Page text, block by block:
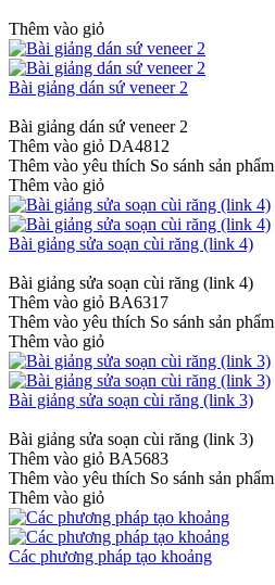
Thêm vào giỏ
Bài giảng dán sứ veneer 2
Bài giảng dán sứ veneer 2
Thêm vào giỏ DA4812
Thêm vào yêu thích So sánh sản phẩm
Thêm vào giỏ
Bài giảng sửa soạn cùi răng (link 4)
Bài giảng sửa soạn cùi răng (link 4)
Thêm vào giỏ BA6317
Thêm vào yêu thích So sánh sản phẩm
Thêm vào giỏ
Bài giảng sửa soạn cùi răng (link 3)
Bài giảng sửa soạn cùi răng (link 3)
Thêm vào giỏ BA5683
Thêm vào yêu thích So sánh sản phẩm
Thêm vào giỏ
Các phương pháp tạo khoảng